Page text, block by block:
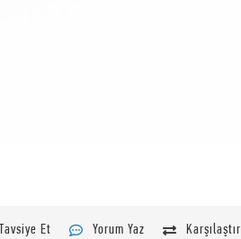
Tavsiye Et Yorum Yaz Karşılaştır